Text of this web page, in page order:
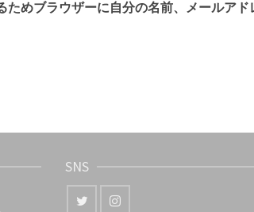
ためブラウザーに自分の名前、メールアド
SNS